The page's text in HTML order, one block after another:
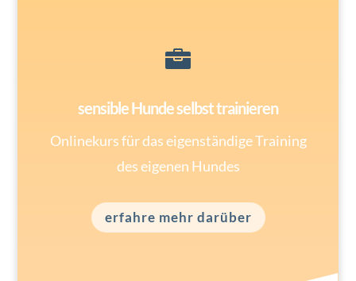

sensible Hunde selbst trainieren
Onlinekurs für das eigenständige Training
des eigenen Hundes
erfahre mehr darüber